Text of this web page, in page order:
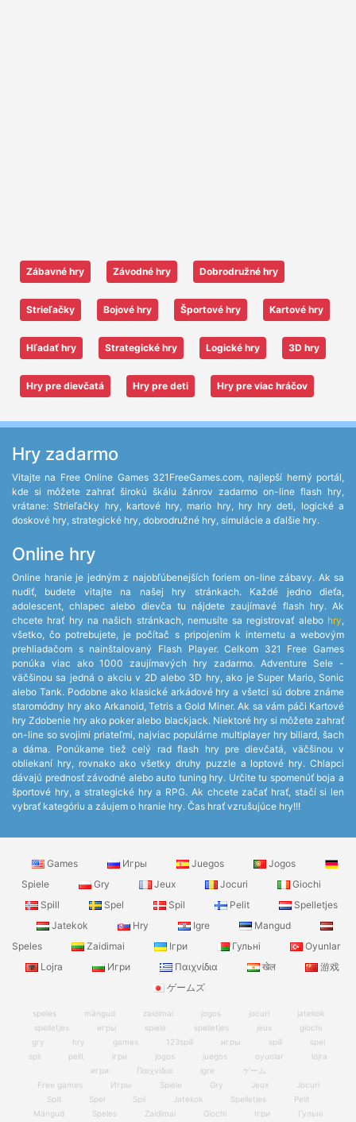
Zábavné hry Závodné hry Dobrodružné hry
Strieľačky Bojové hry Športové hry Kartové hry
Hľadať hry Strategické hry Logické hry 3D hry
Hry pre dievčatá Hry pre deti Hry pre viac hráčov
Hry zadarmo
Vitajte na Free Online Games 321FreeGames.com, najlepší herný portál,
kde si môžete zahrať širokú škálu žánrov zadarmo on-line flash hry,
vrátane: Strieľačky hry, kartové hry, mario hry, hry hry deti, logické a
doskové hry, strategické hry, dobrodružné hry, simulácie a ďalšie hry.
Online hry
Online hranie je jedným z najobľúbenejších foriem on-line zábavy. Ak sa
nudiť, budete vitajte na našej hry stránkach. Každé jedno dieťa,
adolescent, chlapec alebo dievča tu nájdete zaujímavé flash hry. Ak
chcete hrať hry na našich stránkach, nemusíte sa registrovať alebo hry,
všetko, čo potrebujete, je počítač s pripojením k internetu a webovým
prehliadačom s nainštalovaný Flash Player. Celkom 321 Free Games
ponúka viac ako 1000 zaujímavých hry zadarmo. Adventure Sele -
väčšinou sa jedná o akciu v 2D alebo 3D hry, ako je Super Mario, Sonic
alebo Tank. Podobne ako klasické arkádové hry a všetci sú dobre známe
staromódny hry ako Arkanoid, Tetris a Gold Miner. Ak sa vám páči Kartové
hry Zdobenie hry ako poker alebo blackjack. Niektoré hry si môžete zahrať
on-line so svojimi priateľmi, najviac populárne multiplayer hry biliard, šach
a dáma. Ponúkame tiež celý rad flash hry pre dievčatá, väčšinou v
obliekaní hry, rovnako ako všetky druhy puzzle a loptové hry. Chlapci
dávajú prednosť závodné alebo auto tuning hry. Určite tu spomenúť boja a
športové hry, a strategické hry a RPG. Ak chcete začať hrať, stačí si len
vybrať kategóriu a záujem o hranie hry. Čas hrať vzrušujúce hry!!!
Games Игры Juegos
Jogos
Spiele
Gry Jeux Jocuri
Giochi
Spill
Spel Spil Pelit
Spelletjes
Jatekok
Hry Igre
Mangud
Speles
Zaidimai Ігри Гульні
Oyunlar
Lojra
Игри Παιχνίδια खेल
游戏
ゲームズ
speles mängud zaidimai jogos jocuri
jatekok
spelletjes
игры spiele spelletjes jeux
giochi
gry
hry games 123spill игры spill
spel
spil
pelit ігри jogos juegos oyunlar
lojra
игри
Παιχνίδια igre
ゲーム
Free games
Игры Spiele Gry Jeux
Jocuri
Spill
Spel Spil Jatekok Spelletjes
Pelit
Mängud
Speles Zaidimai Giochi Ігри Гульні